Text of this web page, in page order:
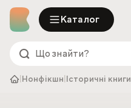
Каталог
Нонфікшн Історичні книги